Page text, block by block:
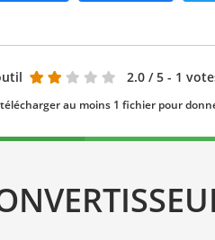
2.0 / 5 - 1
au moins 1 fichier pour